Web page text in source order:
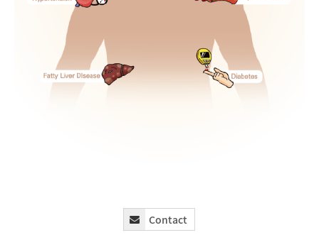
Contact